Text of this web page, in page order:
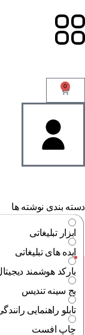
0
بندی نوشته ها
ابزار تبلیغاتی
ایده های تبلیغاتی
بارکد هوشمند دیجیتال
بج سینه تندیس
تابلو راهنمایی رانندگی
چاپ افست